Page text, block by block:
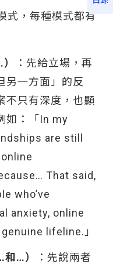
式，每種模式都有
：先給立場，再
另一方面」的反
不只有深度，也顯
如：「In my
are still
That said,
who’ve
anxiety, online
lifeline.」
…）
：先說兩者